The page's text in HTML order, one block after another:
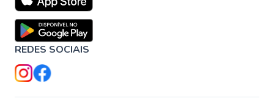
REDES SOCIAIS